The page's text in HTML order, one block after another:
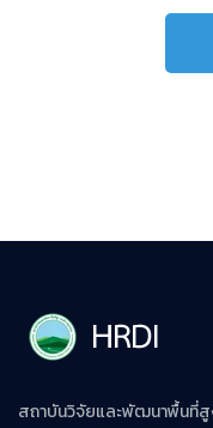
สถาบันวิจัยและพัฒนาพื้นที่สู